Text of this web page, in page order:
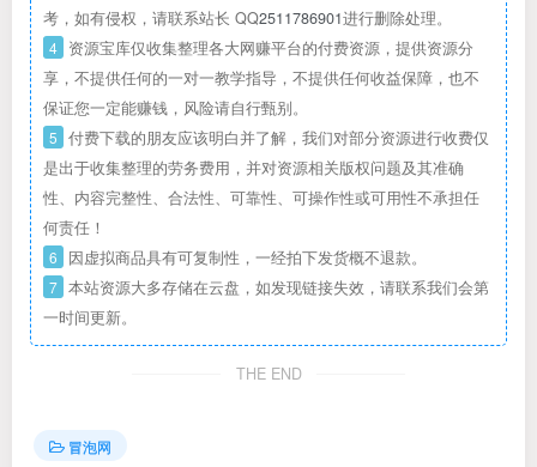
考，如有侵权，请联系站长 QQ2511786901进行删除处理。
4 资源宝库仅收集整理各大网赚平台的付费资源，提供资源分
享，不提供任何的一对一教学指导，不提供任何收益保障，也不
保证您一定能赚钱，风险请自行甄别。
5 付费下载的朋友应该明白并了解，我们对部分资源进行收费仅
是出于收集整理的劳务费用，并对资源相关版权问题及其准确
性、内容完整性、合法性、可靠性、可操作性或可用性不承担任
何责任！
6 因虚拟商品具有可复制性，一经拍下发货概不退款。
7 本站资源大多存储在云盘，如发现链接失效，请联系我们会第
一时间更新。
THE END
冒泡网